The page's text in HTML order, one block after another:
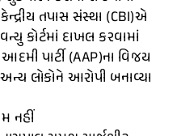
તપાસ સંસ્થા (CBI)એ
કોર્ટમાં દાખલ કરવામાં
પાર્ટી (AAP)ના વિજય
લોકોને આરોપી બનાવ્યા
નહીં